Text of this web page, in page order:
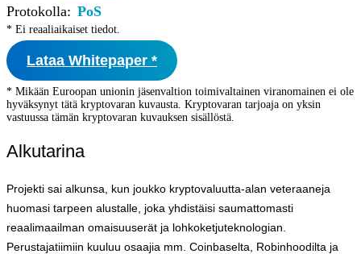
Protokolla: PoS
* Ei reaaliaikaiset tiedot.
Lataa Whitepaper *
* Mikään Euroopan unionin jäsenvaltion toimivaltainen viranomainen ei ole
hyväksynyt tätä kryptovaran kuvausta. Kryptovaran tarjoaja on yksin
vastuussa tämän kryptovaran kuvauksen sisällöstä.
Alkutarina
Projekti sai alkunsa, kun joukko kryptovaluutta-alan veteraaneja
huomasi tarpeen alustalle, joka yhdistäisi saumattomasti
reaalimaailman omaisuuserät ja lohkoketjuteknologian.
Perustajatiimiin kuuluu osaajia mm. Coinbaselta, Robinhoodilta ja